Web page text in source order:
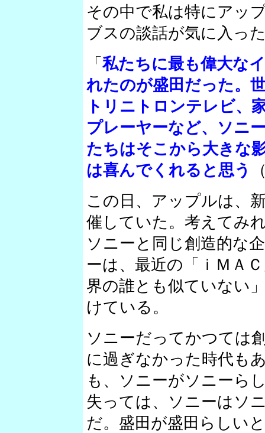
その中で私は特にアッ
ブスの談話が気に入っ
「私たちに最も偉大な
れたのが盛田だった。
トリニトロンテレビ、
プレーヤーなど、ソニ
たちはそこから大きな
は喜んでくれると思う
この日、アップルは、
催していた。考えてみ
ソニーと同じ創造的な
ーは、最近の「ｉＭＡ
界の誰とも似ていない
けている。
ソニーだってかつては
に過ぎなかった時代も
も、ソニーがソニーら
失っては、ソニーはソ
だ。盛田が盛田らしい